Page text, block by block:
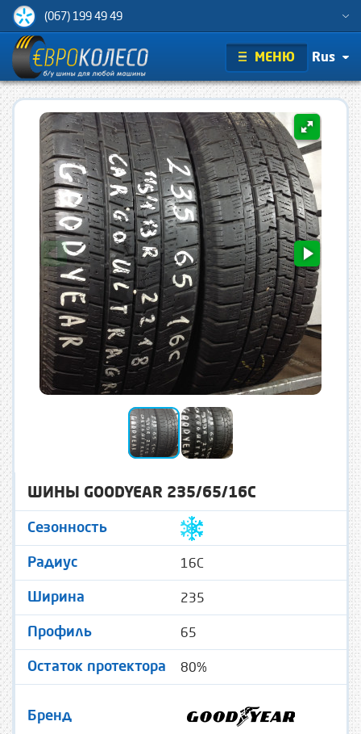
(067) 199 49 49
МЕНЮ Rus
ШИНЫ GOODYEAR 235/65/16C
Сезонность
Радиус 16C
Ширина 235
Профиль 65
Остаток протектора 80%
Бренд